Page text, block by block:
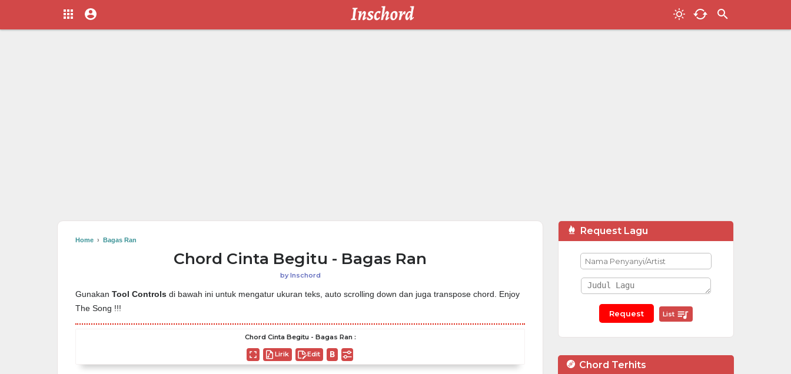
Home › Bagas Ran
Chord Cinta Begitu - Bagas Ran
byInschord
Gunakan Tool Controls di bawah ini untuk mengatur ukuran teks, auto scrolling down dan juga transpose chord. Enjoy
The Song !!!
Chord Cinta Begitu - Bagas Ran :
Lirik Edit
Request Lagu
List
Chord Terhits